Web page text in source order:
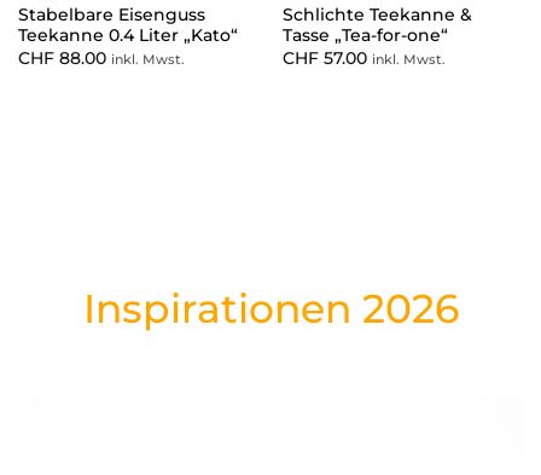
Stabelbare Eisenguss
Teekanne 0.4 Liter „Kato“
CHF88.00 inkl. Mwst.
Schlichte Teekanne &
Tasse „Tea-for-one“
CHF57.00 inkl. Mwst.
Inspirationen 2026